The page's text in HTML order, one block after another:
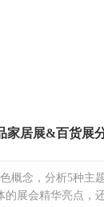
家居展&百货展
概念，分析5种主
的展会精华亮点，